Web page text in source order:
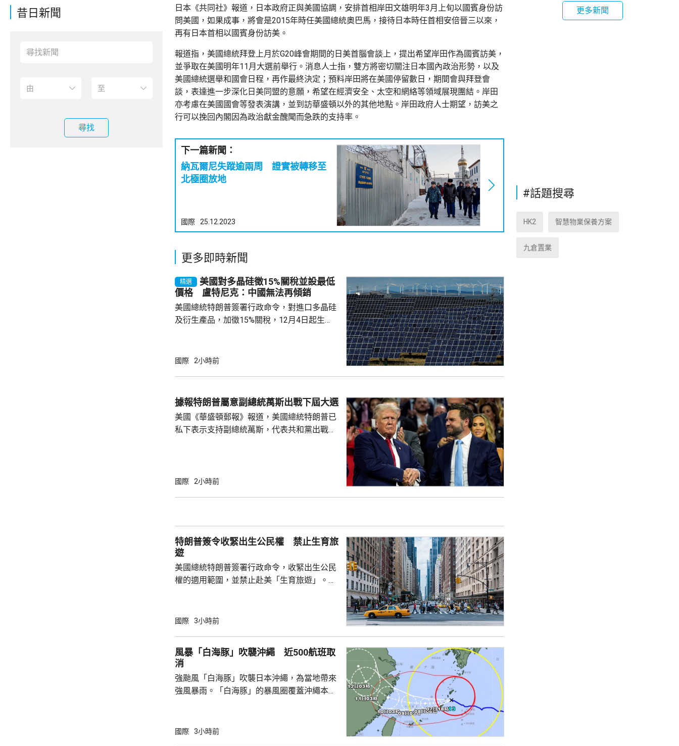
昔日新聞
尋找
日本《共同社》報道，日本政府正與美國協調，安排首相岸田文雄明年3月上旬以國賓身份訪
問美國，如果成事，將會是2015年時任美國總統奧巴馬，接待日本時任首相安倍晉三以來，
再有日本首相以國賓身份訪美。
報道指，美國總統拜登上月於G20峰會期間的日美首腦會談上，提出希望岸田作為國賓訪美，
並爭取在美國明年11月大選前舉行。消息人士指，雙方將密切關注日本國內政治形勢，以及
美國總統選舉和國會日程，再作最終決定；預料岸田將在美國停留數日，期間會與拜登會
談，表達進一步深化日美同盟的意願，希望在經濟安全、太空和網絡等領域展現團結。岸田
亦考慮在美國國會等發表演講，並到訪華盛頓以外的其他地點。岸田政府人士期望，訪美之
行可以挽回內閣因為政治獻金醜聞而急跌的支持率。
下一篇新聞：
納瓦爾尼失蹤逾兩周 證實被轉移至
北極圈放地
國際 25.12.2023
更多即時新聞
精選
美國對多晶硅徵15%關稅並設最低
價格 盧特尼克：中國無法再傾銷
美國總統特朗普簽署行政命令，對進口多晶硅
及衍生產品，加徵15%關稅，12月4日起生
產品設定最低價格，其中多晶硅每公斤21美
商務部制定計劃，若企業承諾在美國建設、翻
新或擴建多晶硅、晶圓或太陽能電池等生產設
施，並在2029年1月20日前...
國際 2小時前
據報特朗普屬意副總統萬斯出戰下屆大選
美國《華盛頓郵報》報道，美國總統特朗普已
私下表示支持副總統萬斯，代表共和黨出戰
朗普的顧問形容，特朗普已私下認定由萬斯
國際 2小時前
特朗普簽令收緊出生公民權 禁止生育旅
遊
美國總統特朗普簽署行政命令，收緊出生公民
權的適用範圍，並禁止赴美「生育旅遊」。行
會自動獲得美國公民身份。華府亦禁止透過赴
用，「生育旅遊」已經發展成一門生意，每年
可能有數十萬人透過有關制度讓子女取得美國
公民身份，因此華府要推出新的限制。 ...
國際 3小時前
風暴「白海豚」吹襲沖繩 近500航班取
消
強颱風「白海豚」吹襲日本沖繩，為當地帶來
強風暴雨。「白海豚」的暴風圈覆蓋沖繩本島
里，風力足以導致房屋倒塌。氣象廳預計，沖
國際 3小時前
更多新聞
#話題搜尋
HK2 智慧物業保養方案
九倉置業